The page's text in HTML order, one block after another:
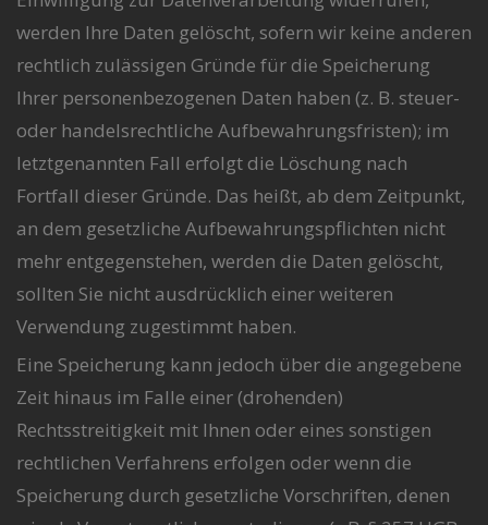
werden Ihre Daten gelöscht, sofern wir keine anderen
rechtlich zulässigen Gründe für die Speicherung
Ihrer personenbezogenen Daten haben (z. B. steuer-
oder handelsrechtliche Aufbewahrungsfristen); im
letztgenannten Fall erfolgt die Löschung nach
Fortfall dieser Gründe. Das heißt, ab dem Zeitpunkt,
an dem gesetzliche Aufbewahrungspflichten nicht
mehr entgegenstehen, werden die Daten gelöscht,
sollten Sie nicht ausdrücklich einer weiteren
Verwendung zugestimmt haben.
Eine Speicherung kann jedoch über die angegebene
Zeit hinaus im Falle einer (drohenden)
Rechtsstreitigkeit mit Ihnen oder eines sonstigen
rechtlichen Verfahrens erfolgen oder wenn die
Speicherung durch gesetzliche Vorschriften, denen